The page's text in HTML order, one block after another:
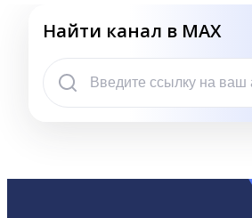
Найти канал в MAX